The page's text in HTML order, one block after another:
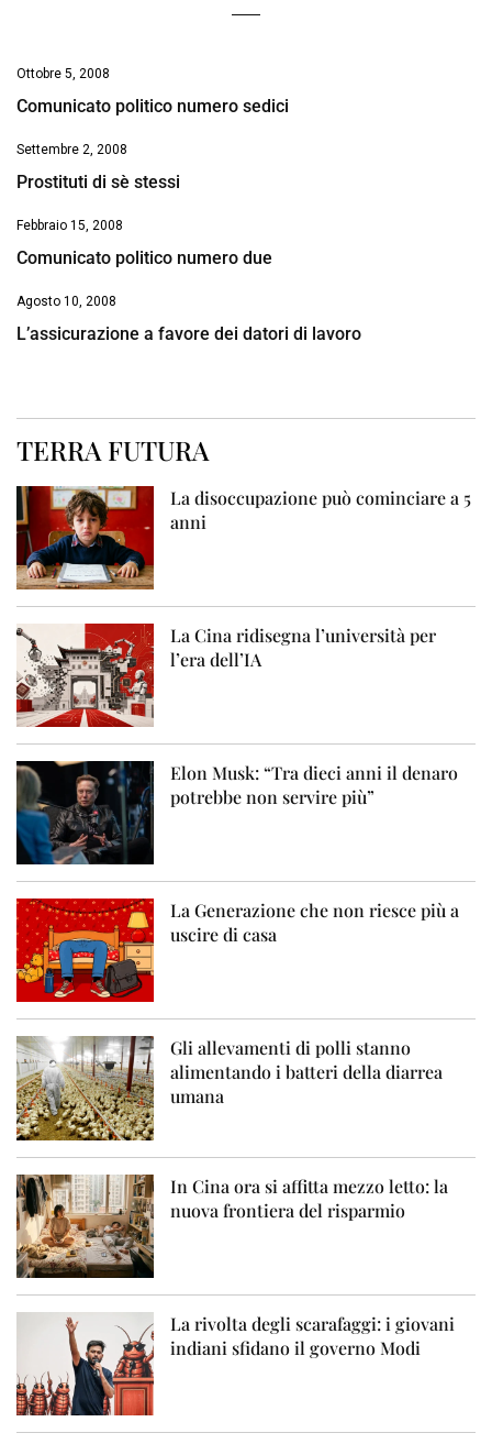
Ottobre 5, 2008
Comunicato politico numero sedici
Settembre 2, 2008
Prostituti di sè stessi
Febbraio 15, 2008
Comunicato politico numero due
Agosto 10, 2008
L’assicurazione a favore dei datori di lavoro
TERRA FUTURA
La disoccupazione può cominciare a 5
anni
La Cina ridisegna l’università per
l’era dell’IA
Elon Musk: “Tra dieci anni il denaro
potrebbe non servire più”
La Generazione che non riesce più a
uscire di casa
Gli allevamenti di polli stanno
alimentando i batteri della diarrea
umana
In Cina ora si affitta mezzo letto: la
nuova frontiera del risparmio
La rivolta degli scarafaggi: i giovani
indiani sfidano il governo Modi